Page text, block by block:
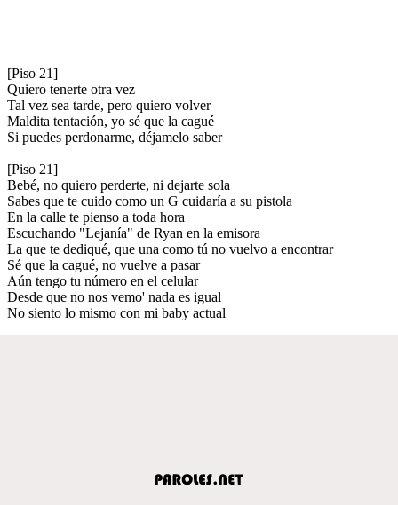
[Piso 21]
Quiero tenerte otra vez
Tal vez sea tarde, pero quiero volver
Maldita tentación, yo sé que la cagué
Si puedes perdonarme, déjamelo saber
[Piso 21]
Bebé, no quiero perderte, ni dejarte sola
Sabes que te cuido como un G cuidaría a su pistola
En la calle te pienso a toda hora
Escuchando "Lejanía" de Ryan en la emisora
La que te dediqué, que una como tú no vuelvo a encontrar
Sé que la cagué, no vuelve a pasar
Aún tengo tu número en el celular
Desde que no nos vemo' nada es igual
No siento lo mismo con mi baby actual